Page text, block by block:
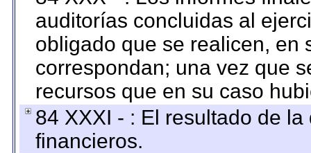
auditorías concluidas al
obligado que se realicen, en
correspondan; una vez que
recursos que en su caso
84 XXXI - : El resultado de
financieros.